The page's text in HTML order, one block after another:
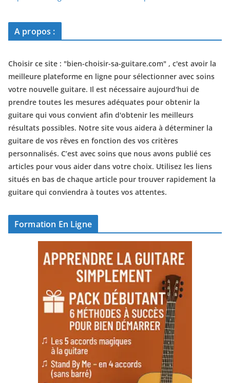
A propos :
Choisir ce site : "bien-choisir-sa-guitare.com" , c'est avoir la
meilleure plateforme en ligne pour sélectionner avec soins
votre nouvelle guitare. Il est nécessaire aujourd'hui de
prendre toutes les mesures adéquates pour obtenir la
guitare qui vous convient afin d'obtenir les meilleurs
résultats possibles. Notre site vous aidera à déterminer la
guitare de vos rêves en fonction des vos critères
personnalisés. C’est avec soins que nous avons publié ces
articles pour vous aider dans votre choix. Utilisez les liens
situés en bas de chaque article pour trouver rapidement la
guitare qui conviendra à toutes vos attentes.
Formation En Ligne